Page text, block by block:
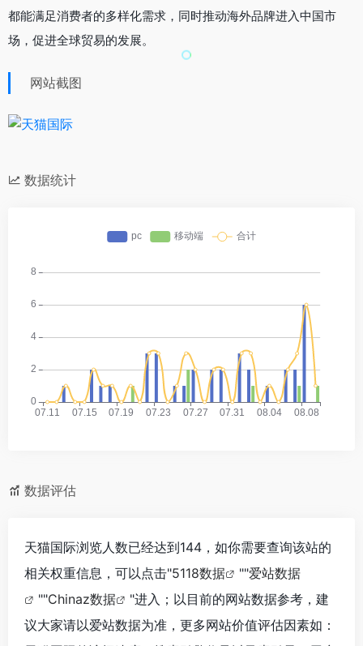
都能满足消费者的多样化需求，同时推动海外品牌进入中国市
场，促进全球贸易的发展。
网站截图
数据统计
数据评估
天猫国际浏览人数已经达到144，如你需要查询该站的
相关权重信息，可以点击"5118数据 ""爱站数据
""Chinaz数据
"进入；以目前的网站数据参考，建
议大家请以爱站数据为准，更多网站价值评估因素如：